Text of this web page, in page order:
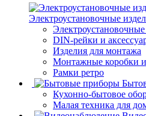
Электроустановочные
DIN-рейки и
Изделия для монтажа
Монтажные коробки и
Рамки ретро
Кухонно-бытовое
Малая техника для